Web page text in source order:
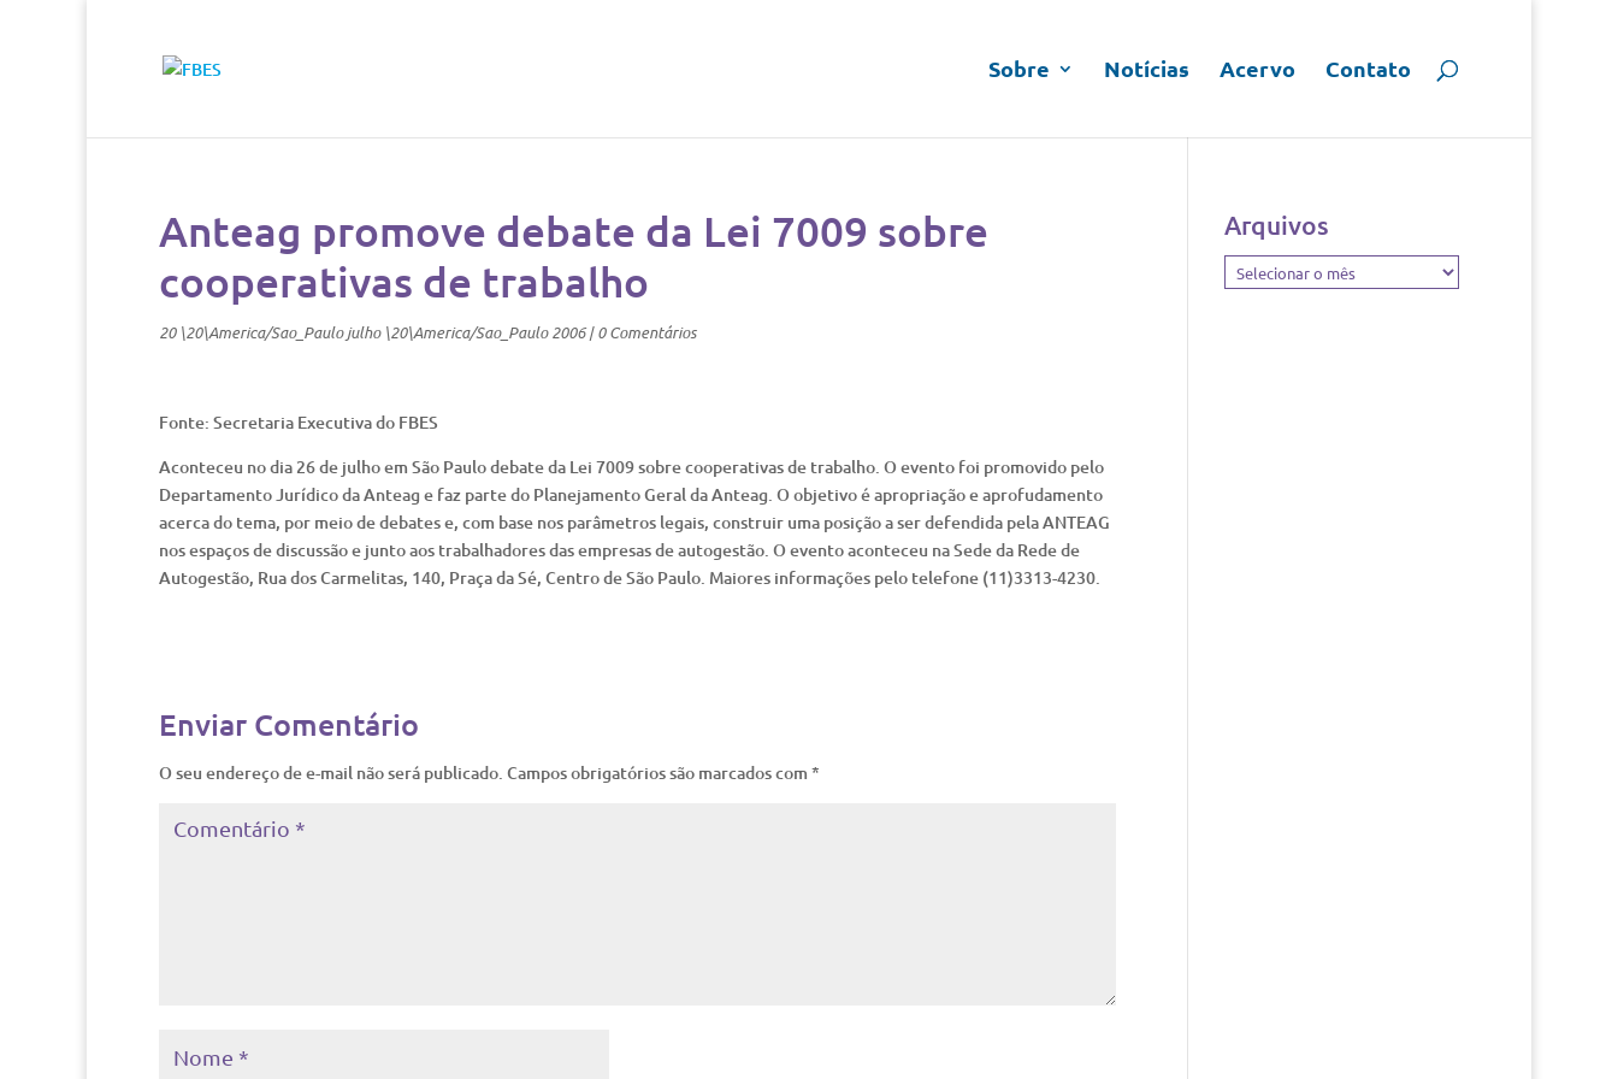
Sobre Notícias Acervo Contato
Anteag promove debate da Lei 7009 sobre
cooperativas de trabalho
20 \20\America/Sao_Paulo julho \20\America/Sao_Paulo 2006|0 Comentários
Fonte: Secretaria Executiva do FBES
Aconteceu no dia 26 de julho em São Paulo debate da Lei 7009 sobre cooperativas de trabalho. O evento foi promovido pelo
Departamento Jurídico da Anteag e faz parte do Planejamento Geral da Anteag. O objetivo é apropriação e aprofudamento
acerca do tema, por meio de debates e, com base nos parâmetros legais, construir uma posição a ser defendida pela ANTEAG
nos espaços de discussão e junto aos trabalhadores das empresas de autogestão. O evento aconteceu na Sede da Rede de
Autogestão, Rua dos Carmelitas, 140, Praça da Sé, Centro de São Paulo. Maiores informações pelo telefone (11)3313-4230.
Enviar Comentário
O seu endereço de e-mail não será publicado. Campos obrigatórios são marcados com *
Arquivos
Arquivos